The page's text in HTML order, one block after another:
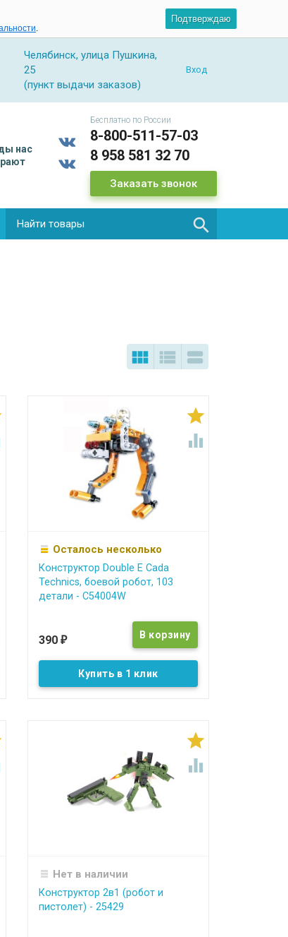
.
Подтверждаю
Челябинск, улица Пушкина,
25
(пункт выдачи заказов)
Вход
нас
Бесплатно по России
8-800-511-57-03
8 958 581 32 70
Заказать звонок

  


Осталось несколько
Конструктор Double E Cada
Technics, боевой робот, 103
детали - C54004W
390 ₽
Купить в 1 клик


Нет в наличии
Конструктор 2в1 (робот и
пистолет) - 25429